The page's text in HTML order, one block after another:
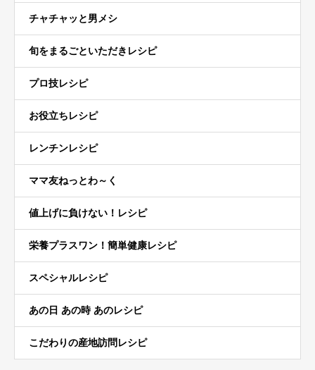
チャチャッと男メシ
旬をまるごといただきレシピ
プロ技レシピ
お役立ちレシピ
レンチンレシピ
ママ友ねっとわ～く
値上げに負けない！レシピ
栄養プラスワン！簡単健康レシピ
スペシャルレシピ
あの日 あの時 あのレシピ
こだわりの産地訪問レシピ